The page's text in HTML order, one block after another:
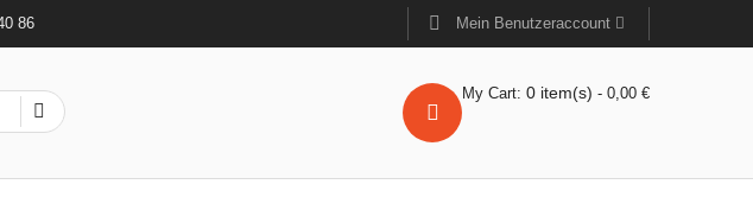
86 Mein Benutzeraccount
My Cart: 0 item(s) - 0,00 €